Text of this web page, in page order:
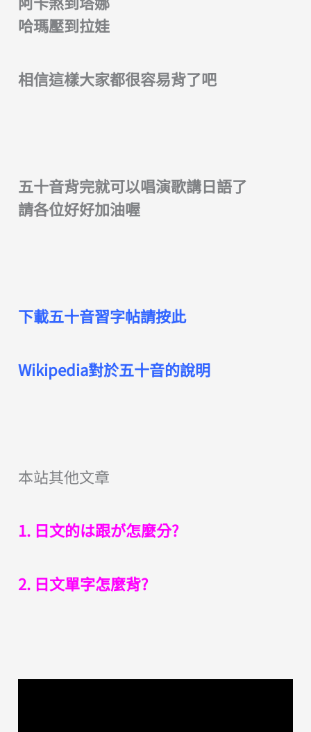
哈瑪壓到拉娃
相信這樣大家都很容易背了吧
五十音背完就可以唱演歌講日語了
請各位好好加油喔
下載五十音習字帖請按此
Wikipedia對於五十音的說明
本站其他文章
1. 日文的は跟が怎麼分?
2. 日文單字怎麼背?